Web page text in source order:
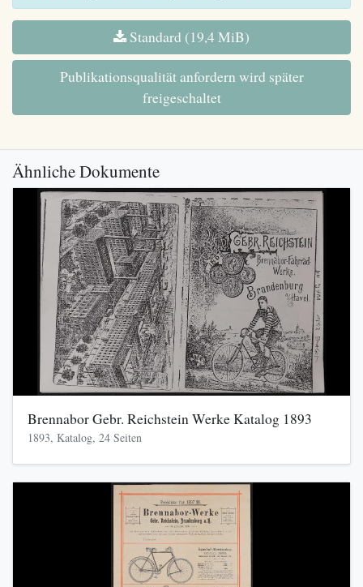
Standard (19,4 MiB)
Publikationsqualität anfordern wird später
freigeschaltet
Ähnliche Dokumente
Brennabor Gebr. Reichstein Werke Katalog 1893
1893, Katalog, 24 Seiten